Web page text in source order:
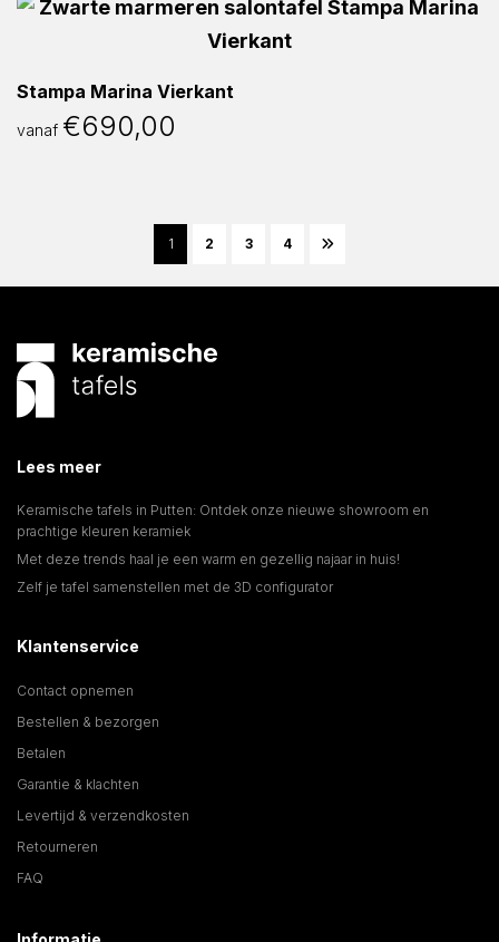
Stampa Marina Vierkant
vanaf €690,00
1 2 3 4
Lees meer
Keramische tafels in Putten: Ontdek onze nieuwe showroom en
prachtige kleuren keramiek
Met deze trends haal je een warm en gezellig najaar in huis!
Zelf je tafel samenstellen met de 3D configurator
Klantenservice
Contact opnemen
Bestellen & bezorgen
Betalen
Garantie & klachten
Levertijd & verzendkosten
Retourneren
FAQ